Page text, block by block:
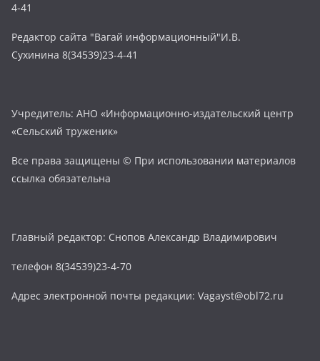
4-41
Редактор сайта "Вагай информационный"И.В.
Сухинина 8(34539)23-4-41
Учредитель: АНО «Информационно-издательский центр
«Сельский труженик»
Все права защищены © При использовании материалов
ссылка обязательна
Главный редактор: Снопов Александр Владимирович
телефон 8(34539)23-4-70
Адрес электронной почты редакции: Vagayst@obl72.ru